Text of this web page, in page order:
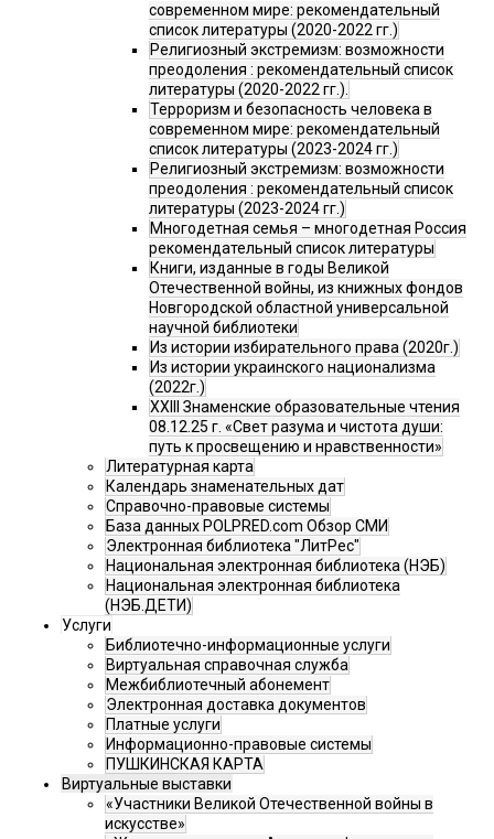
современном мире: рекомендательный
список литературы (2020-2022 гг.)
Религиозный экстремизм: возможности
преодоления : рекомендательный список
литературы (2020-2022 гг.).
Терроризм и безопасность человека в
современном мире: рекомендательный
список литературы (2023-2024 гг.)
Религиозный экстремизм: возможности
преодоления : рекомендательный список
литературы (2023-2024 гг.)
Многодетная семья – многодетная Россия
рекомендательный список литературы
Книги, изданные в годы Великой
Отечественной войны, из книжных фондов
Новгородской областной универсальной
научной библиотеки
Из истории избирательного права (2020г.)
Из истории украинского национализма
(2022г.)
XXIII Знаменские образовательные чтения
08.12.25 г. «Свет разума и чистота души:
путь к просвещению и нравственности»
Литературная карта
Календарь знаменательных дат
Справочно-правовые системы
База данных POLPRED.com Обзор СМИ
Электронная библиотека "ЛитРес"
Национальная электронная библиотека (НЭБ)
Национальная электронная библиотека
(НЭБ.ДЕТИ)
Услуги
Библиотечно-информационные услуги
Виртуальная справочная служба
Межбиблиотечный абонемент
Электронная доставка документов
Платные услуги
Информационно-правовые системы
ПУШКИНСКАЯ КАРТА
Виртуальные выставки
«Участники Великой Отечественной войны в
искусстве»